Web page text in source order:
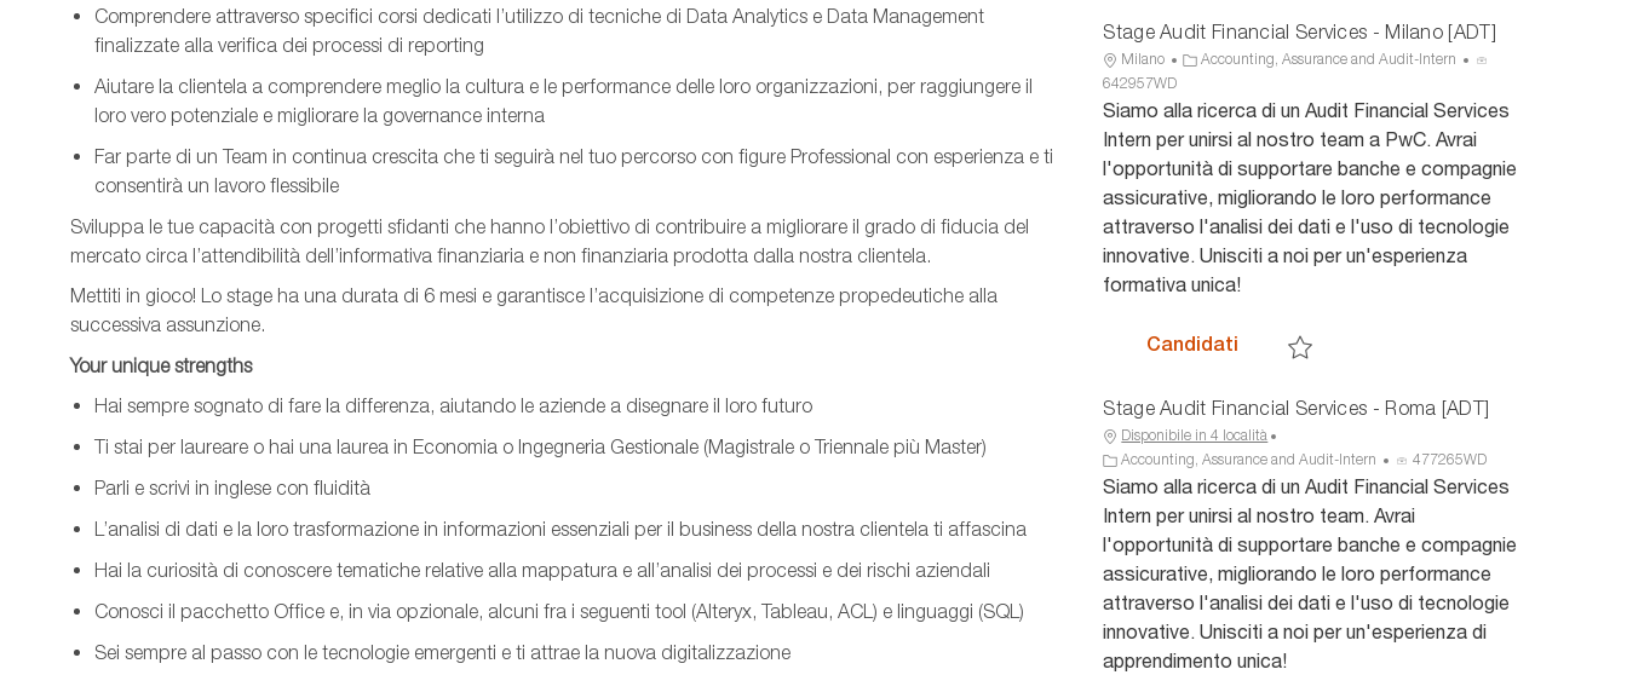
Comprendere attraverso specifici corsi dedicati l’utilizzo di tecniche di Data Analytics e Data Management
finalizzate alla verifica dei processi di reporting
Aiutare la clientela a comprendere meglio la cultura e le performance delle loro organizzazioni, per raggiungere il
loro vero potenziale e migliorare la governance interna
Far parte di un Team in continua crescita che ti seguirà nel tuo percorso con figure Professional con esperienza e ti
consentirà un lavoro flessibile
Sviluppa le tue capacità con progetti sfidanti che hanno l’obiettivo di contribuire a migliorare il grado di fiducia del
mercato circa l’attendibilità dell’informativa finanziaria e non finanziaria prodotta dalla nostra clientela.
Mettiti in gioco! Lo stage ha una durata di 6 mesi e garantisce l’acquisizione di competenze propedeutiche alla
successiva assunzione.
Your unique strengths
Hai sempre sognato di fare la differenza, aiutando le aziende a disegnare il loro futuro
Ti stai per laureare o hai una laurea in Economia o Ingegneria Gestionale (Magistrale o Triennale più Master)
Parli e scrivi in inglese con fluidità
L’analisi di dati e la loro trasformazione in informazioni essenziali per il business della nostra clientela ti affascina
Hai la curiosità di conoscere tematiche relative alla mappatura e all’analisi dei processi e dei rischi aziendali
Conosci il pacchetto Office e, in via opzionale, alcuni fra i seguenti tool (Alteryx, Tableau, ACL) e linguaggi (SQL)
Sei sempre al passo con le tecnologie emergenti e ti attrae la nuova digitalizzazione
Stage Audit Financial Services - Milano [ADT]
U
b
i
c
z
i
o
n
e
Milano
C
t
o
r
i
a
Accounting, Assurance and Audit-Intern
I
a
n
u
n
c
642957WD
Siamo alla ricerca di un Audit Financial Services
Intern per unirsi al nostro team a PwC. Avrai
l'opportunità di supportare banche e compagnie
assicurative, migliorando le loro performance
attraverso l'analisi dei dati e l'uso di tecnologie
innovative. Unisciti a noi per un'esperienza
formativa unica!
Candidati Stage Audit Financial Services - Milano
Stage Audit Financial Services - Roma [ADT]
Disponibile in 4 località
C
a
t
g
o
r
i
Accounting, Assurance and Audit-Intern
I
D
n
u
n
c
477265WD
Siamo alla ricerca di un Audit Financial Services
Intern per unirsi al nostro team. Avrai
l'opportunità di supportare banche e compagnie
assicurative, migliorando le loro performance
attraverso l'analisi dei dati e l'uso di tecnologie
innovative. Unisciti a noi per un'esperienza di
apprendimento unica!